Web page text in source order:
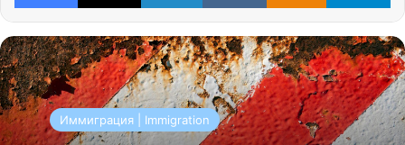
Иммиграция | Immigration